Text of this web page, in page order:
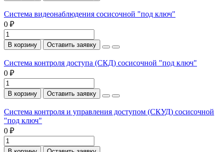
Система видеонаблюдения сосисочной "под ключ"
0 ₽
В корзину Оставить заявку
Система контроля доступа (СКД) сосисочной "под ключ"
0 ₽
В корзину Оставить заявку
Система контроля и управления доступом (СКУД) сосисочной
"под ключ"
0 ₽